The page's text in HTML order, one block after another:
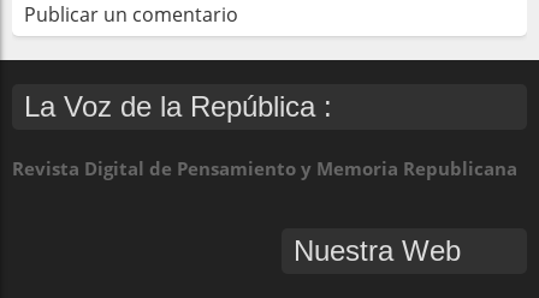
Publicar un comentario
La Voz de la República :
Revista Digital de Pensamiento y Memoria Republicana
Nuestra Web